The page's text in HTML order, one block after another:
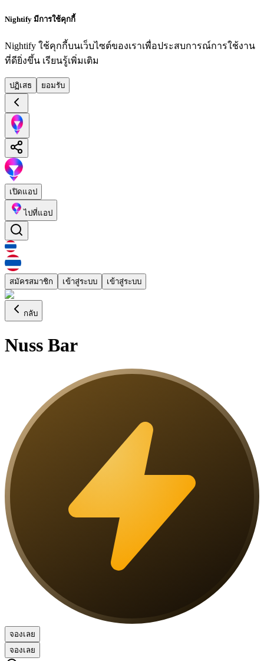
Nightify มีการใช้คุกกี้
Nightify ใช้คุกกี้บนเว็บไซต์ของเราเพื่อประสบการณ์การใช้งาน
ที่ดียิ่งขึ้น เรียนรู้เพิ่มเติม
ปฏิเสธ ยอมรับ
เปิดแอป
ไปที่แอป
สมัครสมาชิก เข้าสู่ระบบ เข้าสู่ระบบ
กลับ
Nuss Bar
จองเลย
จองเลย